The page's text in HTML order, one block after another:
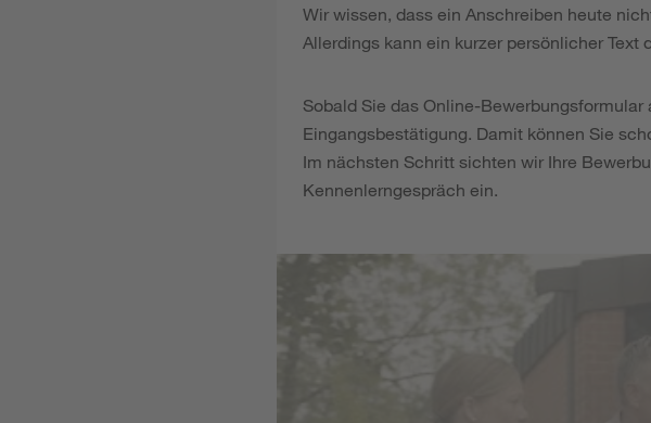
Wir wissen, dass ein Anschreiben heute
Allerdings kann ein kurzer persönlicher
Sobald Sie das Online-
Eingangsbestätigung. Damit können Sie
Im nächsten Schritt sichten wir Ihre
Kennenlerngespräch ein.